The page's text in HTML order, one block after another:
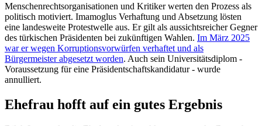
Menschenrechtsorganisationen und Kritiker werten den Prozess als
politisch motiviert. Imamoglus Verhaftung und Absetzung lösten
eine landesweite Protestwelle aus. Er gilt als aussichtsreicher Gegner
des türkischen Präsidenten bei zukünftigen Wahlen. Im März 2025
war er wegen Korruptionsvorwürfen verhaftet und als
Bürgermeister abgesetzt worden. Auch sein Universitätsdiplom -
Voraussetzung für eine Präsidentschaftskandidatur - wurde
annulliert.
Ehefrau hofft auf ein gutes Ergebnis